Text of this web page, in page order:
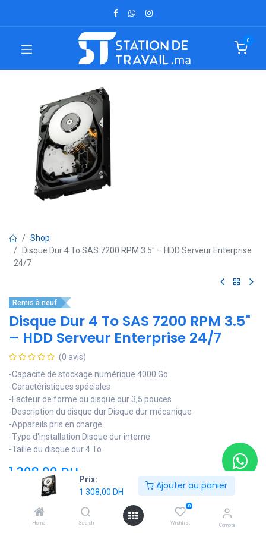
Prix:
1 308,00 DH
Ajouter au panier
Home Search
0
Wishlist Compte
0
Shop
Disque Dur 4 To SAS 7200 RPM 3.5" – HDD Serveur Enterprise
24/7
Remis à neuf
Disque Dur 4 To SAS 7200 RPM 3.5"
– HDD Serveur Enterprise 24/7
(0 avis)
-Capacité de stockage numérique 4000 Go
-Caractéristiques spéciales
-Facteur de forme du disque dur 3,5 pouces
-Description du disque dur Disque dur mécanique
-Appareils pris en charge
-Type d'installation Disque dur interne
-Taille du disque dur 4 To
1 308,00 DH
Ajouter au panier